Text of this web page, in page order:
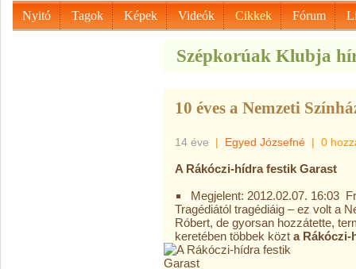
Nyitó Tagok Képek Videók Cikkek Fórum
Szépkorúak Klubja
10 éves a Nemzeti
14 éve | Egyed Józsefné | 0
A Rákóczi-hídra festik Garast
Megjelent: 2012.02.07. 16:03
Tragédiától tragédiáig – ez volt a
Róbert, de gyorsan hozzátette,
keretében többek közt a Rákóczi-